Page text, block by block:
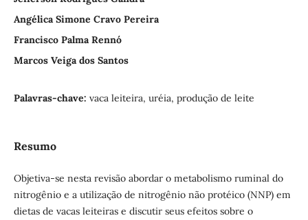
Angélica Simone Cravo Pereira
Francisco Palma Rennó
Marcos Veiga dos Santos
Palavras-chave: vaca leiteira, uréia, produção de leite
Resumo
Objetiva-se nesta revisão abordar o metabolismo ruminal do
nitrogênio e a utilização de nitrogênio não protéico (NNP) em
dietas de vacas leiteiras e discutir seus efeitos sobre o